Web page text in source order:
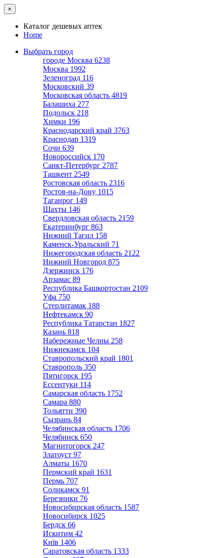
×
Каталог дешевых аптек
Home
Выбрать город
городе Москва 6238
Москва 1992
Зеленоград 116
Московский 39
Московская область 4819
Балашиха 277
Подольск 218
Химки 196
Краснодарский край 3763
Краснодар 1319
Сочи 639
Новороссийск 170
Санкт-Петербург 2787
Ташкент 2549
Ростовская область 2316
Ростов-на-Дону 1015
Таганрог 149
Шахты 146
Свердловская область 2159
Екатеринбург 863
Нижний Тагил 158
Каменск-Уральский 71
Нижегородская область 2122
Нижний Новгород 875
Дзержинск 176
Арзамас 89
Республика Башкортостан 2109
Уфа 750
Стерлитамак 188
Нефтекамск 90
Республика Татарстан 1827
Казань 818
Набережные Челны 258
Нижнекамск 104
Ставропольский край 1801
Ставрополь 350
Пятигорск 195
Ессентуки 114
Самарская область 1752
Самара 880
Тольятти 390
Сызрань 84
Челябинская область 1706
Челябинск 650
Магнитогорск 247
Златоуст 97
Алматы 1670
Пермский край 1631
Пермь 707
Соликамск 91
Березники 76
Новосибирская область 1587
Новосибирск 1025
Бердск 66
Искитим 42
Київ 1406
Саратовская область 1333